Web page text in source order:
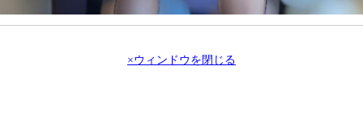
×ウィンドウを閉じる